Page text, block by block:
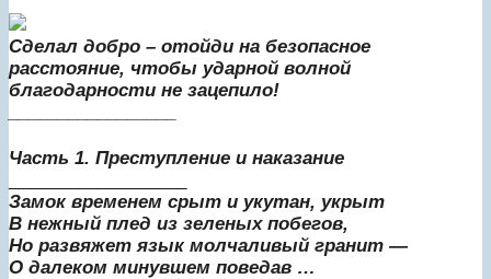
Сделал добро – отойди на безопасное
расстояние, чтобы ударной волной
благодарности не зацепило!
Часть 1. Преступление и наказание
Замок временем срыт и укутан, укрыт
В нежный плед из зеленых побегов,
Но развяжет язык молчаливый гранит —
О далеком минувшем поведав …